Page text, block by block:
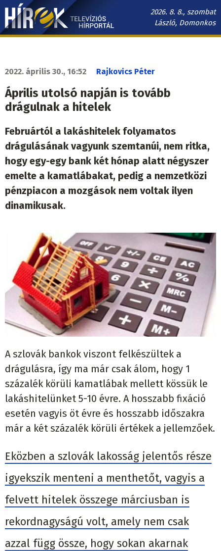
Ugrás
tartalomra
2026. 8. 8., szombat
László, Domonkos
Hírek.sk
navigáció
2022. április 30., 16:52 Rajkovics Péter
Április utolsó napján is tovább
drágulnak a hitelek
Februártól a lakáshitelek folyamatos
drágulásának vagyunk szemtanúi, nem ritka,
hogy egy-egy bank két hónap alatt négyszer
emelte a kamatlábakat, pedig a nemzetközi
pénzpiacon a mozgások nem voltak ilyen
dinamikusak.
A szlovák bankok viszont felkészültek a
drágulásra, így ma már csak álom, hogy 1
százalék körüli kamatlábak mellett kössük le
lakáshitelünket 5-10 évre. A hosszabb fixáció
esetén vagyis öt évre és hosszabb időszakra
már a két százalék körüli értékek a jellemzőek.
Eközben a szlovák lakosság jelentős része
igyekszik menteni a menthetőt, vagyis a
felvett hitelek összege márciusban is
rekordnagyságú volt, amely nem csak
azzal függ össze, hogy sokan akarnak